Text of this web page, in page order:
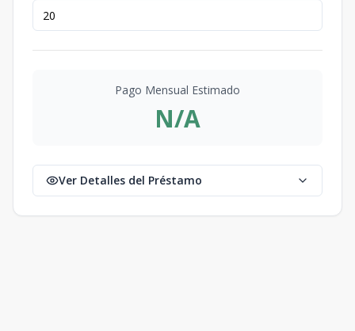
Pago Mensual Estimado
N/A
Ver Detalles del Préstamo